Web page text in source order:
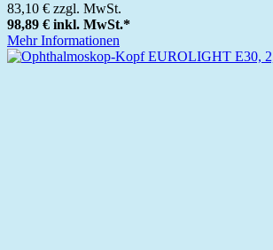
83,10 € zzgl. MwSt.
98,89 € inkl. MwSt.*
Mehr Informationen